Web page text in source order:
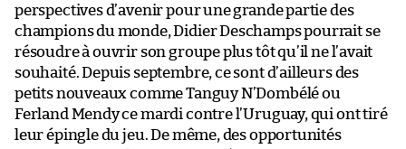
perspectives d’avenir pour une grande partie des
champions du monde, Didier Deschamps pourrait se
résoudre à ouvrir son groupe plus tôt qu’il ne l’avait
souhaité. Depuis septembre, ce sont d’ailleurs des
petits nouveaux comme Tanguy N’Dombélé ou
Ferland Mendy ce mardi contre l’Uruguay, qui ont tiré
leur épingle du jeu. De même, des opportunités